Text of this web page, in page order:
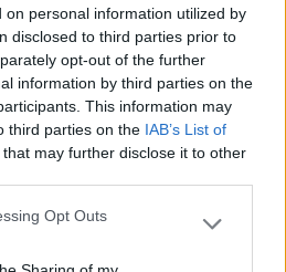
on personal information utilized by
disclosed to third parties prior to
opt-out of the further
information by third parties on the
This information may
third parties on the IAB’s List of
that may further disclose it to other
app uses one or more Google
Opt Outs
Cliente